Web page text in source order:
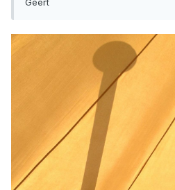
Geert